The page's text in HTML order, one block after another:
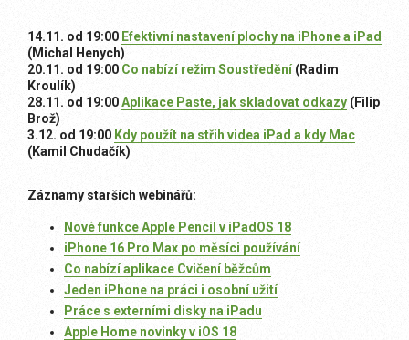
14.11. od 19:00 Efektivní nastavení plochy na iPhone a iPad
(Michal Henych)
20.11. od 19:00 Co nabízí režim Soustředění(Radim
Kroulík)
28.11. od 19:00Aplikace Paste, jak skladovat odkazy (Filip
Brož)
3.12. od 19:00 Kdy použít na střih videa iPad a kdy Mac
(Kamil Chudačík)
Záznamy starších webinářů:
Nové funkce Apple Pencil v iPadOS 18
iPhone 16 Pro Max po měsíci používání
Co nabízí aplikace Cvičení běžcům
Jeden iPhone na práci i osobní užití
Práce s externími disky na iPadu
Apple Home novinky v iOS 18